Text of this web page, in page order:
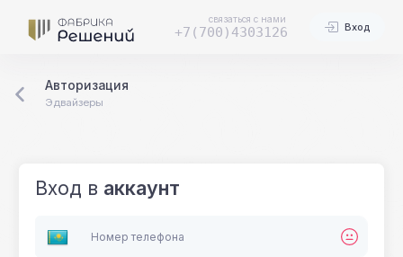
связаться с нами
+7(700)4303126 Вход
Авторизация
Эдвайзеры
Вход в аккаунт
Номер телефона